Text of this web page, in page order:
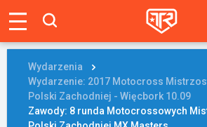
Tablica
Wyniki
Wydarzenia
Wydarzenie: 2017 Motocross
Polski Zachodniej - Więcbork 10.09
Zawody: 8 runda Motocrossowych